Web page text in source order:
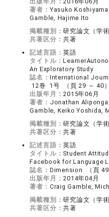
著者： Yasuko
Gamble, Hajime Ito
掲載種別：研究論文（学術
共著区分：共著
記述言語：英語
タイトル：
An Exploratory Study
誌名： International
12巻 1号 （頁 29 ～ 40）
出版年月：2015年06月
著者： Jonathan
Gamble, Keiko Yoshida,
掲載種別：研究論文（学術
共著区分：共著
記述言語：英語
タイトル： Student
Facebook for Language
誌名： Dimension （頁 49
出版年月：2014年04月
著者： Craig Gamble,
掲載種別：研究論文（学術
共著区分：共著